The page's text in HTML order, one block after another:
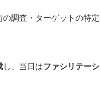
調査・ターゲットの特定
し、当日はファシリテーシ